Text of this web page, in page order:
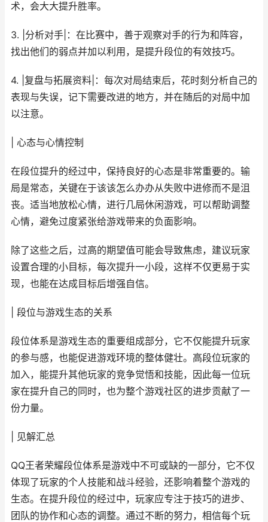
术，会大大提升胜率。
3. |分析对手|：在比赛中，善于观察对手的行为和阵容，
找出他们的弱点并加以利用，是提升段位的有效技巧。
4. |复盘与拓展资料|：每次对局结束后，花时刻分析自己的
表现与失误，记下需要改进的地方，并在随后的对局中加
以注意。
| 心态与心情控制
在段位提升的经过中，保持良好的心态是非常重要的。输
局是常态，关键在于该该怎么办办从失败中进修而不是沮
丧。适当地放松心情，进行几局休闲游戏，可以帮助调整
心情，避免过度紧张给游戏带来的负面影响。
除了这些之后，过高的期望值可能会导致焦虑，建议玩家
设置合理的小目标，每次提升一小段，这样不仅更易于实
现，也能在达成目标后增强自信。
| 段位与游戏生态的关系
段位体系是游戏生态的重要组成部分，它不仅能提升玩家
的参与感，也能促进游戏环境的整体健壮。高段位玩家的
加入，能提升其他玩家的竞争觉悟和技能，因此每一位玩
家在提升自己的同时，也为整个游戏社区的进步贡献了一
份力量。
| 见解汇总
QQ王者荣耀段位体系是游戏中不可或缺的一部分，它不仅
体现了玩家的个人技能和战斗经验，还影响着整个游戏的
生态。在提升段位的经过中，玩家应专注于技巧的进步、
团队的协作和心态的调整。通过不断的努力，相信每个玩